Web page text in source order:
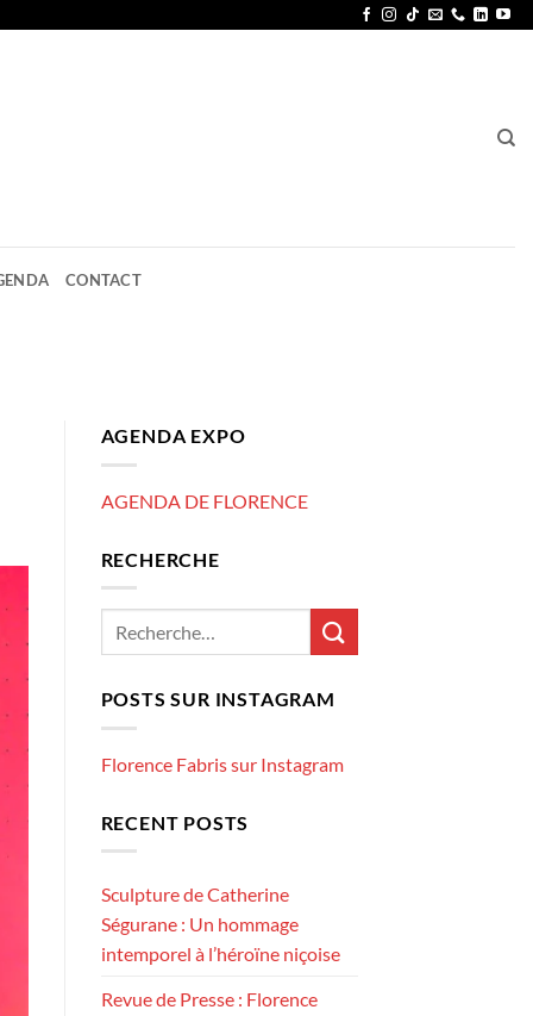
CONTACT
AGENDA EXPO
AGENDA DE FLORENCE
RECHERCHE
POSTS SUR INSTAGRAM
Florence Fabris sur Instagram
RECENT POSTS
Sculpture de Catherine
Ségurane : Un hommage
intemporel à l’héroïne niçoise
Revue de Presse : Florence